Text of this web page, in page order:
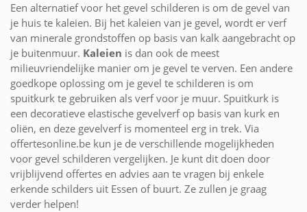
Een alternatief voor het gevel schilderen is om de gevel van
je huis te kaleien. Bij het kaleien van je gevel, wordt er verf
van minerale grondstoffen op basis van kalk aangebracht op
je buitenmuur. Kaleien is dan ook de meest
milieuvriendelijke manier om je gevel te verven. Een andere
goedkope oplossing om je gevel te schilderen is om
spuitkurk te gebruiken als verf voor je muur. Spuitkurk is
een decoratieve elastische gevelverf op basis van kurk en
oliën, en deze gevelverf is momenteel erg in trek. Via
offertesonline.be kun je de verschillende mogelijkheden
voor gevel schilderen vergelijken. Je kunt dit doen door
vrijblijvend offertes en advies aan te vragen bij enkele
erkende schilders uit Essen of buurt. Ze zullen je graag
verder helpen!